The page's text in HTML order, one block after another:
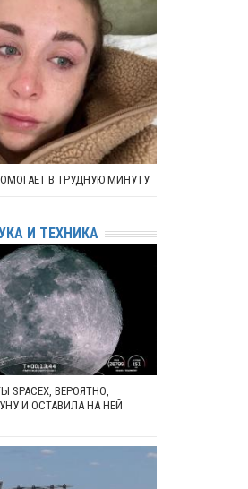
В ТРУДНУЮ МИНУТУ
И ТЕХНИКА
SPACEX, ВЕРОЯТНО,
И ОСТАВИЛА НА НЕЙ